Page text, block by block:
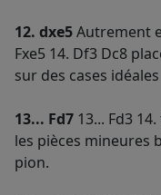
12. dxe5Autrement
Fxe5 14. Df3 Dc8
sur des cases idéales
13... Fd7 13... Fd3
les pièces mineures
pion.